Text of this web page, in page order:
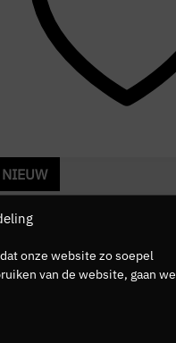
onze website zo soepel
van de website, gaan
NIEUW